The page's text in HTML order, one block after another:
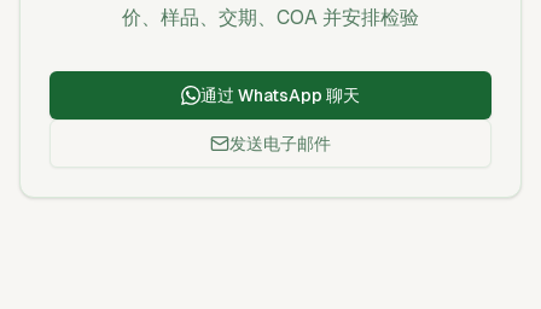
价、样品、交期、COA 并安排检验
通过 WhatsApp 聊天
发送电子邮件